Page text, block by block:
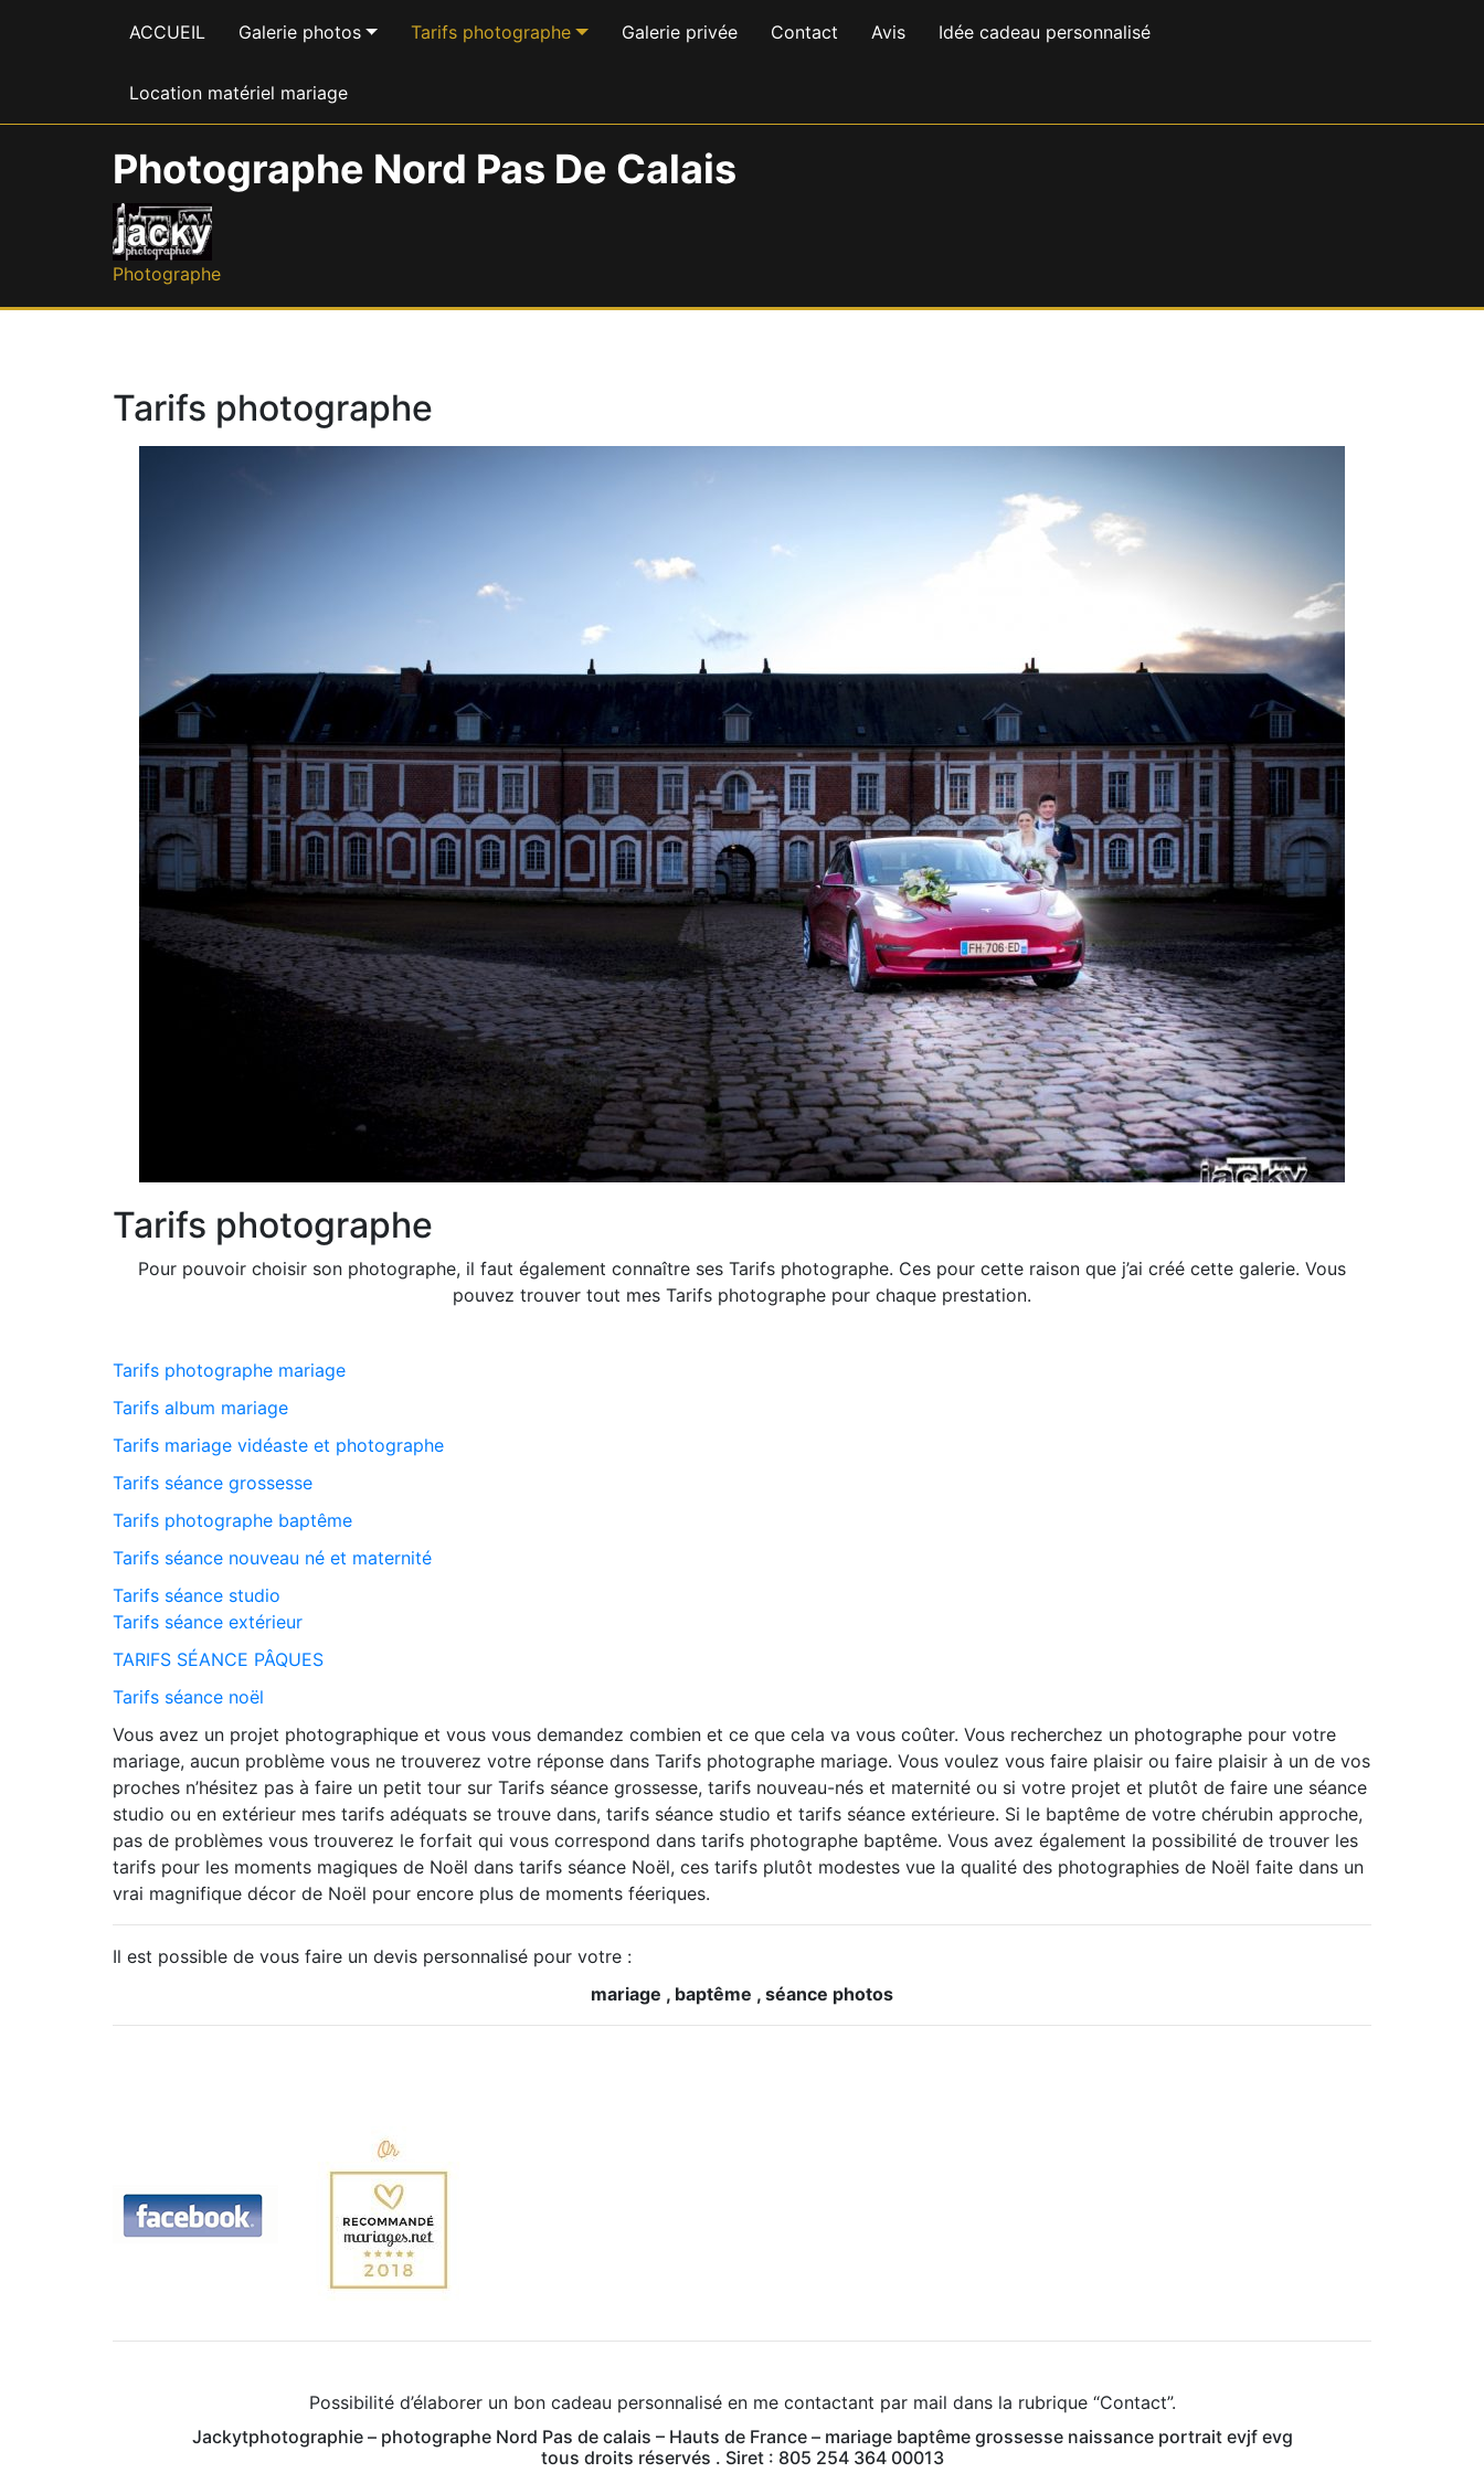
ACCUEIL Galerie photos Tarifs photographe Galerie privée Contact Avis Idée cadeau personnalisé
Location matériel mariage
Photographe Nord Pas De Calais
Photographe
Tarifs photographe
Tarifs photographe
Pour pouvoir choisir son photographe, il faut également connaître ses Tarifs photographe. Ces pour cette raison que j’ai créé cette galerie. Vous
pouvez trouver tout mes Tarifs photographe pour chaque prestation.
Tarifs photographe mariage
Tarifs album mariage
Tarifs mariage vidéaste et photographe
Tarifs séance grossesse
Tarifs photographe baptême
Tarifs séance nouveau né et maternité
Tarifs séance studio
Tarifs séance extérieur
TARIFS SÉANCE PÂQUES
Tarifs séance noël
Vous avez un projet photographique et vous vous demandez combien et ce que cela va vous coûter. Vous recherchez un photographe pour votre
mariage, aucun problème vous ne trouverez votre réponse dans Tarifs photographe mariage. Vous voulez vous faire plaisir ou faire plaisir à un de vos
proches n’hésitez pas à faire un petit tour sur Tarifs séance grossesse, tarifs nouveau-nés et maternité ou si votre projet et plutôt de faire une séance
studio ou en extérieur mes tarifs adéquats se trouve dans, tarifs séance studio et tarifs séance extérieure. Si le baptême de votre chérubin approche,
pas de problèmes vous trouverez le forfait qui vous correspond dans tarifs photographe baptême. Vous avez également la possibilité de trouver les
tarifs pour les moments magiques de Noël dans tarifs séance Noël, ces tarifs plutôt modestes vue la qualité des photographies de Noël faite dans un
vrai magnifique décor de Noël pour encore plus de moments féeriques.
Il est possible de vous faire un devis personnalisé pour votre :
mariage , baptême , séance photos
Possibilité d’élaborer un bon cadeau personnalisé en me contactant par mail dans la rubrique “Contact”.
Jackytphotographie – photographe Nord Pas de calais – Hauts de France – mariage baptême grossesse naissance portrait evjf evg
tous droits réservés . Siret : 805 254 364 00013